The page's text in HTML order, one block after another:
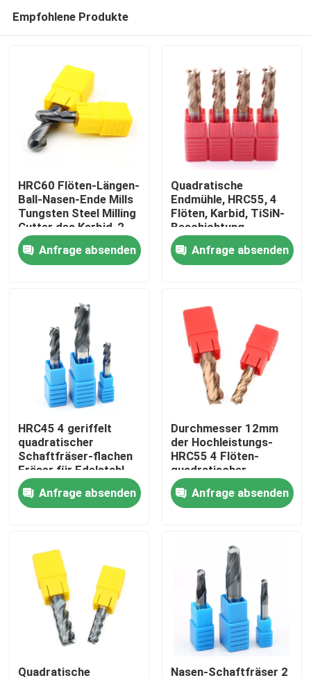
Videos
Über uns
Fabrik-Tour
Qualitätskontrolle
Nachrichten
Fordern Sie ein Angebot an
Wolframhartmetalleinsätze
Empfohlene Produkte
HRC60 Flöten-Längen-
Ball-Nasen-Ende Mills
Tungsten Steel Milling
Cutter des Karbid-2
mit Ball-Kopf
Anfrage absenden
Quadratische
Endmühle, HRC55, 4
Flöten, Karbid, TiSiN-
Beschichtung
Anfrage absenden
HRC45 4 geriffelt
quadratischer
Schaftfräser-flachen
Fräser für Edelstahl
Anfrage absenden
Durchmesser 12mm
der Hochleistungs-
HRC55 4 Flöten-
quadratischer
Schaftfräser für
Stahlroheisen
Anfrage absenden
Quadratische Nasen-Schaftfräser 2